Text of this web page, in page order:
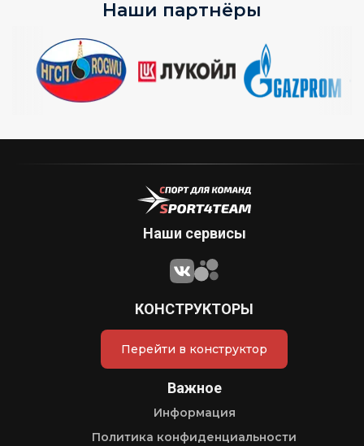
Наши партнёры
Наши сервисы
КОНСТРУКТОРЫ
Перейти в конструктор
Важное
Информация
Политика конфиденциальности